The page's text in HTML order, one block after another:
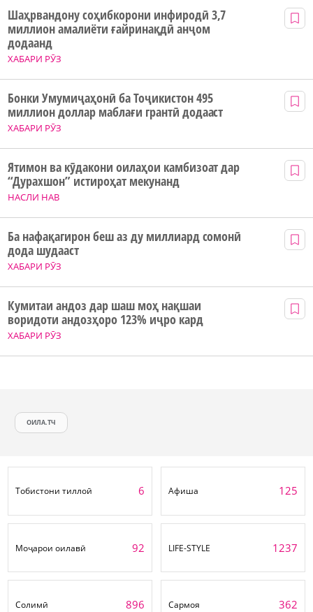
ХАБАРИ РӮЗ
Шаҳрвандону соҳибкорони инфиродӣ 3,7
миллион амалиёти ғайринақдӣ анҷом
додаанд
ХАБАРИ РӮЗ
Бонки Умумиҷаҳонӣ ба Тоҷикистон 495
миллион доллар маблағи грантӣ додааст
НАСЛИ НАВ
Ятимон ва кӯдакони оилаҳои камбизоат дар
“Дурахшон” истироҳат мекунанд
ХАБАРИ РӮЗ
Ба нафақагирон беш аз ду миллиард сомонӣ
дода шудааст
ХАБАРИ РӮЗ
Кумитаи андоз дар шаш моҳ нақшаи
воридоти андозҳоро 123% иҷро кард
ОИЛА.ТЧ
Тобистони тиллоӣ 6 Афиша 125
Моҷарои оилавӣ 92 LIFE-STYLE 1237
Солимӣ 896 Сармоя 362